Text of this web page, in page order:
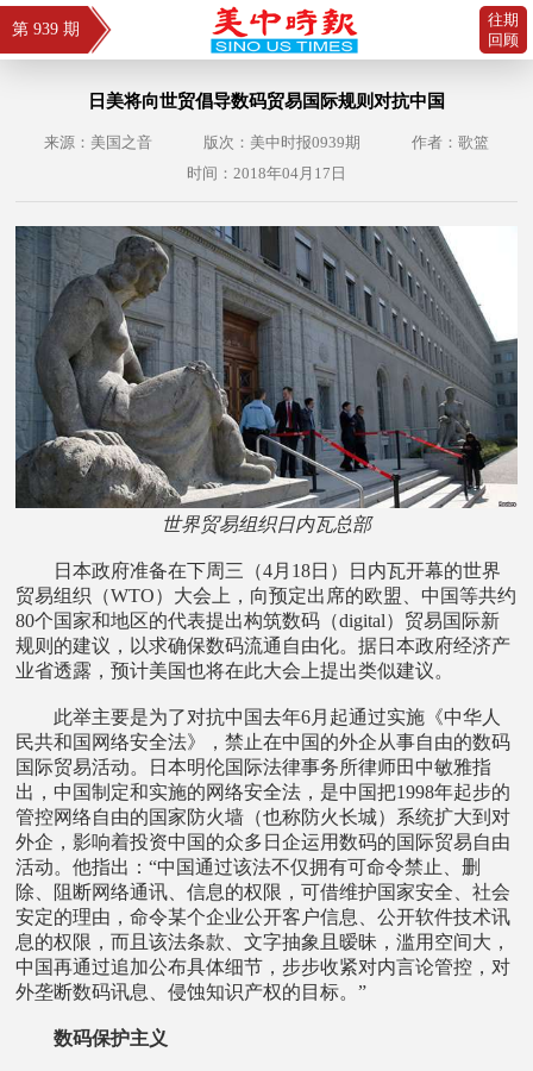
第 939 期
往期
回顾
日美将向世贸倡导数码贸易国际规则对抗中国
来源：美国之音 版次：美中时报0939期
作者：歌篮
时间：2018年04月17日
世界贸易组织日内瓦总部
日本政府准备在下周三（4月18日）日内瓦开幕的世界
贸易组织（WTO）大会上，向预定出席的欧盟、中国等共约
80个国家和地区的代表提出构筑数码（digital）贸易国际新
规则的建议，以求确保数码流通自由化。据日本政府经济产
业省透露，预计美国也将在此大会上提出类似建议。
此举主要是为了对抗中国去年6月起通过实施《中华人
民共和国网络安全法》，禁止在中国的外企从事自由的数码
国际贸易活动。日本明伦国际法律事务所律师田中敏雅指
出，中国制定和实施的网络安全法，是中国把1998年起步的
管控网络自由的国家防火墙（也称防火长城）系统扩大到对
外企，影响着投资中国的众多日企运用数码的国际贸易自由
活动。他指出：“中国通过该法不仅拥有可命令禁止、删
除、阻断网络通讯、信息的权限，可借维护国家安全、社会
安定的理由，命令某个企业公开客户信息、公开软件技术讯
息的权限，而且该法条款、文字抽象且暧昧，滥用空间大，
中国再通过追加公布具体细节，步步收紧对内言论管控，对
外垄断数码讯息、侵蚀知识产权的目标。”
数码保护主义